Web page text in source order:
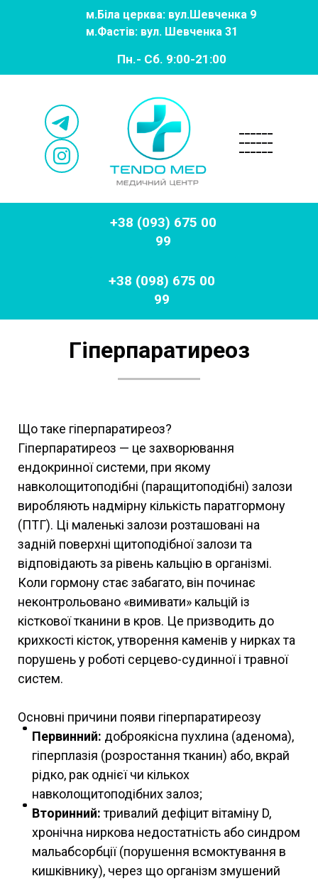
м.Біла церква: вул.Шевченка 9
м.Фастів: вул. Шевченка 31
Пн.- Сб. 9:00-21:00
______
______
+38 (093) 675 00
99
+38 (098) 675 00
99
Гіперпаратиреоз
Що таке гіперпаратиреоз?
Гіперпаратиреоз — це захворювання
ендокринної системи, при якому
навколощитоподібні (паращитоподібні) залози
виробляють надмірну кількість паратгормону
(ПТГ). Ці маленькі залози розташовані на
задній поверхні щитоподібної залози та
відповідають за рівень кальцію в організмі.
Коли гормону стає забагато, він починає
неконтрольовано «вимивати» кальцій із
кісткової тканини в кров. Це призводить до
крихкості кісток, утворення каменів у нирках та
порушень у роботі серцево-судинної і травної
систем.
Основні причини появи гіперпаратиреозу
Первинний: доброякісна пухлина (аденома),
гіперплазія (розростання тканин) або, вкрай
рідко, рак однієї чи кількох
навколощитоподібних залоз;
Вторинний:тривалий дефіцит вітаміну D,
хронічна ниркова недостатність або синдром
мальабсорбції (порушення всмоктування в
кишківнику), через що організм змушений